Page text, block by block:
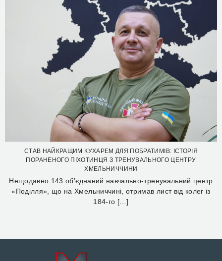
СТАВ НАЙКРАЩИМ КУХАРЕМ ДЛЯ ПОБРАТИМІВ: ІСТОРІЯ
ПОРАНЕНОГО ПІХОТИНЦЯ З ТРЕНУВАЛЬНОГО ЦЕНТРУ
ХМЕЛЬНИЧЧИНИ
Нещодавно 143 об’єднаний навчально-тренувальний центр
«Поділля», що на Хмельниччині, отримав лист від колег із
184-го […]